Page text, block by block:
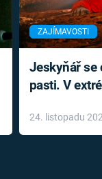
ZAJÍMAVOSTI
Jeskyňář se
pasti. V
24. listopadu